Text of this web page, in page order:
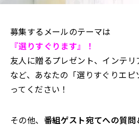
募集するメールのテーマは
『選りすぐります』！
友人に贈るプレゼント、インテ
など、あなたの「選りすぐりエ
ってください！
その他、 番組ゲスト宛てへの質